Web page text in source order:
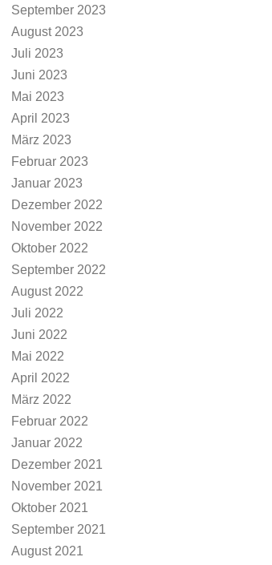
September 2023
August 2023
Juli 2023
Juni 2023
Mai 2023
April 2023
März 2023
Februar 2023
Januar 2023
Dezember 2022
November 2022
Oktober 2022
September 2022
August 2022
Juli 2022
Juni 2022
Mai 2022
April 2022
März 2022
Februar 2022
Januar 2022
Dezember 2021
November 2021
Oktober 2021
September 2021
August 2021